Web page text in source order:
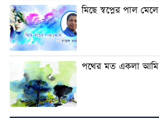
মিছে স্বপ্নের পাল মেলে
পথের মত একলা আমি